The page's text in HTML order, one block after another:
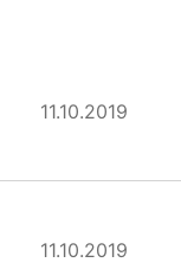
11.10.2019
11.10.2019